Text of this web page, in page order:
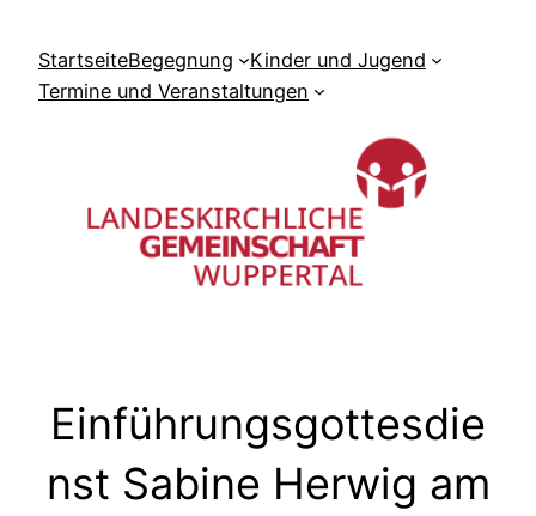
Inhalt
springen
StartseiteBegegnung
Kinder und Jugend
Termine und Veranstaltungen
Einführungsgottesdie
nst Sabine Herwig am